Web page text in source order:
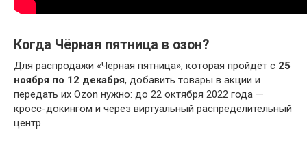
Когда Чёрная пятница в озон?
Для распродажи «Чёрная пятница», которая пройдёт с 25
ноября по 12 декабря, добавить товары в акции и
передать их Ozon нужно: до 22 октября 2022 года —
кросс-докингом и через виртуальный распределительный
центр.